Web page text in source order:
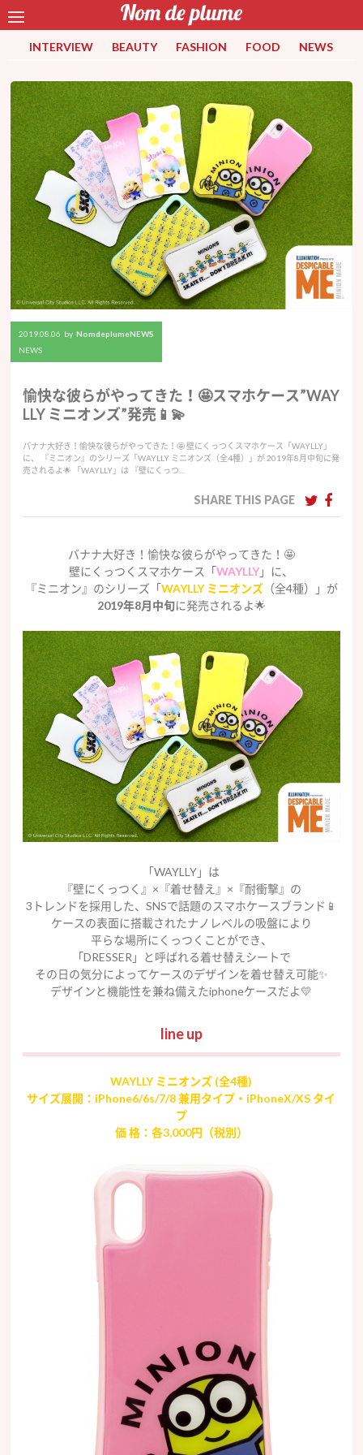
INTERVIEW BEAUTY FASHION FOOD NEWS
2019.08.06 by NomdeplumeNEWS
NEWS
愉快な彼らがやってきた！🤩スマホケース”WAY
LLY ミニオンズ”発売📱💫
バナナ大好き！愉快な彼らがやってきた！🤩 壁にくっつくスマホケース「WAYLLY」
に、 『ミニオン』のシリーズ「WAYLLY ミニオンズ（全4種）」が 2019年8月中旬に発
売されるよ🌟 「WAYLLY」は 『壁にくっつ…
SHARE THIS PAGE
バナナ大好き！愉快な彼らがやってきた！🤩
壁にくっつくスマホケース「WAYLLY 」に、
『ミニオン』のシリーズ「WAYLLY ミニオンズ（全4種）」が
2019年8月中旬に発売されるよ🌟
「WAYLLY」は
『壁にくっつく』×『着せ替え』×『耐衝撃』の
3トレンドを採用した、SNSで話題のスマホケースブランド📱
ケースの表面に搭載されたナノレベルの吸盤により
平らな場所にくっつくことができ、
「DRESSER」と呼ばれる着せ替えシートで
その日の気分によってケースのデザインを着せ替え可能✨
デザインと機能性を兼ね備えたiphoneケースだよ💛
line up
WAYLLY ミニオンズ (全4種)
サイズ展開：iPhone6/6s/7/8 兼用タイプ・iPhoneX/XS タイ
プ
価 格：各3,000円（税別）